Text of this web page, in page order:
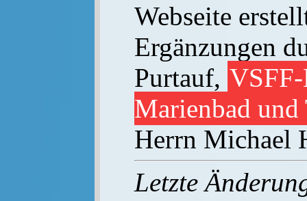
Webseite
Ergänzungen
Purtauf, VSFF-
Marienbad und
Herrn Michael
Letzte